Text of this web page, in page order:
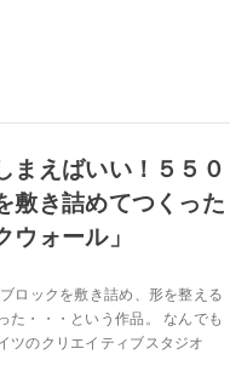
まえばいい！５５０
敷き詰めてつくった
ウォール」
ロックを敷き詰め、形を整える
た・・・という作品。 なんでも
ツのクリエイティブスタジオ